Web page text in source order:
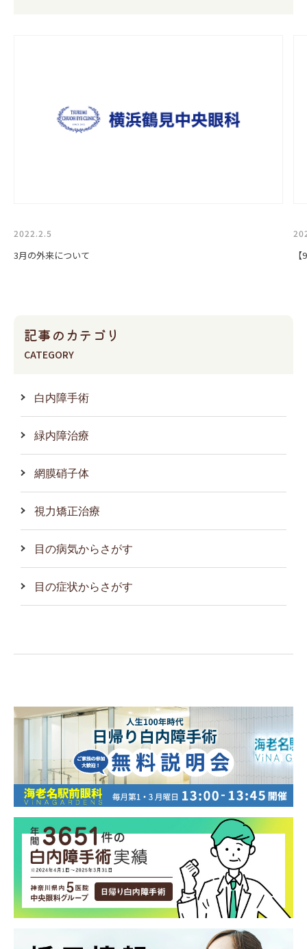
2022.2.5
3月の外来について
記事のカテゴリ
CATEGORY
白内障手術
緑内障治療
網膜硝子体
視力矯正治療
目の病気からさがす
目の症状からさがす